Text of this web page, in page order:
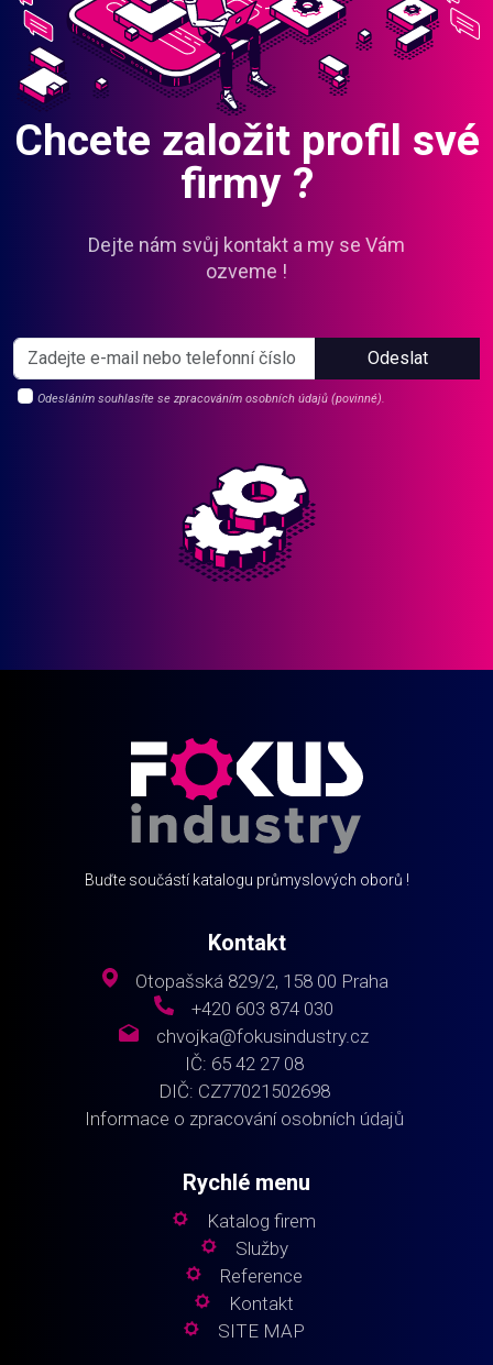
Chcete založit profil své
firmy ?
Dejte nám svůj kontakt a my se Vám
ozveme !
Odeslat
Odesláním souhlasíte se zpracováním osobních údajů (povinné).
Buďte součástí katalogu průmyslových oborů !
Kontakt
Otopašská 829/2, 158 00 Praha
+420 603 874 030
chvojka@fokusindustry.cz
IČ: 65 42 27 08
DIČ: CZ77021502698
Informace o zpracování osobních údajů
Rychlé menu
Katalog firem
Služby
Reference
Kontakt
SITE MAP